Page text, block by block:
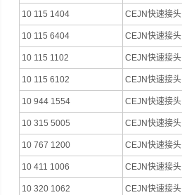
10 115 1404 CEJN快速接头
10 115 6404 CEJN快速接头
10 115 1102 CEJN快速接头
10 115 6102 CEJN快速接头
10 944 1554 CEJN快速接头
10 315 5005 CEJN快速接头
10 767 1200 CEJN快速接头
10 411 1006 CEJN快速接头
10 320 1062 CEJN快速接头